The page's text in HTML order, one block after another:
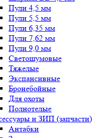
Пули 4,5 мм
Пули 5,5 мм
Пули 6,35 мм
Пули 7,62 мм
Пули 9,0 мм
Светошумовые
Тяжелые
Экспансивные
Бронебойные
Для охоты
Полнотелые
и ЗИП (запчасти)
Антабки